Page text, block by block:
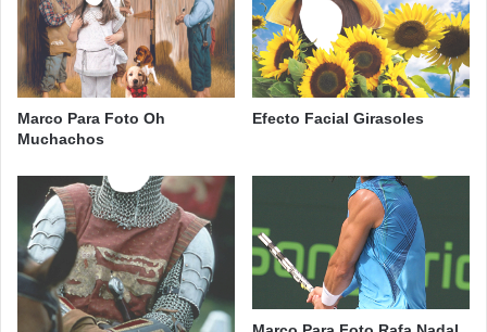
Marco Para Foto Oh
Muchachos
Efecto Facial Girasoles